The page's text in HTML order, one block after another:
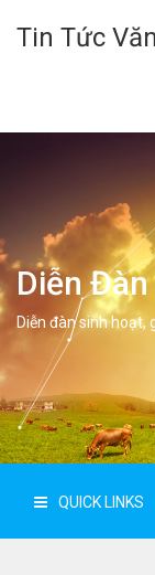
Tin Tức
Diễn
Diễn đàn sinh hoạt,
QUICK LINKS